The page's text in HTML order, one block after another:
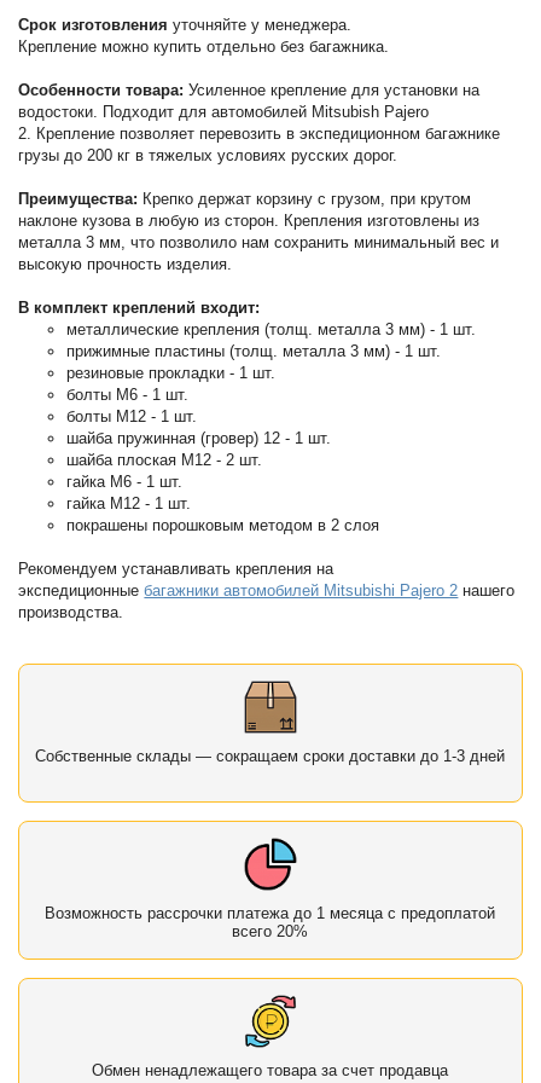
Срок изготовления уточняйте у менеджера.
Крепление можно купить отдельно без багажника.
Особенности товара:Усиленное крепление для установки на
водостоки. Подходит для автомобилей Mitsubish Pajero
2. Крепление позволяет перевозить в экспедиционном багажнике
грузы до 200 кг в тяжелых условиях русских дорог.
Преимущества: Крепко держат корзину с грузом, при крутом
наклоне кузова в любую из сторон. Крепления изготовлены из
металла 3 мм, что позволило нам сохранить минимальный вес и
высокую прочность изделия.
В комплект креплений входит:
металлические крепления (толщ. металла 3 мм) - 1 шт.
прижимные пластины (толщ. металла 3 мм) - 1 шт.
резиновые прокладки - 1 шт.
болты М6 - 1 шт.
болты М12 - 1 шт.
шайба пружинная (гровер) 12 - 1 шт.
шайба плоская М12 - 2 шт.
гайка М6 - 1 шт.
гайка М12 - 1 шт.
покрашены порошковым методом в 2 слоя
Рекомендуем устанавливать крепления на
экспедиционныебагажники автомобилей Mitsubishi Pajero 2 нашего
производства.
Собственные склады — сокращаем сроки доставки до 1-3 дней
Возможность рассрочки платежа до 1 месяца с предоплатой
всего 20%
Обмен ненадлежащего товара за счет продавца